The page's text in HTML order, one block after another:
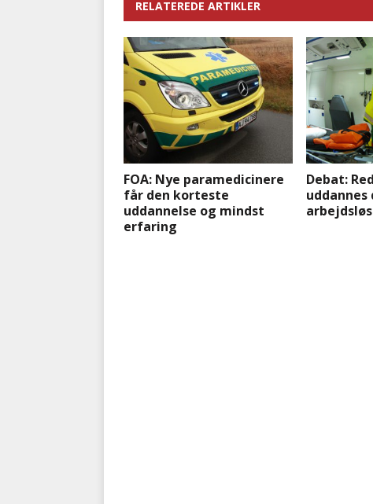
RELATEREDE ARTIKLER
FOA: Nye paramedicinere
får den korteste
uddannelse og mindst
erfaring
Debat: